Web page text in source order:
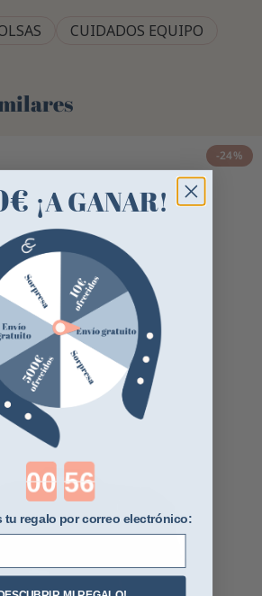
CUIDADOS EQUIPO
-24%
¡A GANAR!
Countdown ends in:
tu regalo por correo electrónico: